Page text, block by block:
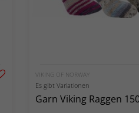
VIKING OF NORWAY
Es gibt Variationen
Garn Viking Raggen